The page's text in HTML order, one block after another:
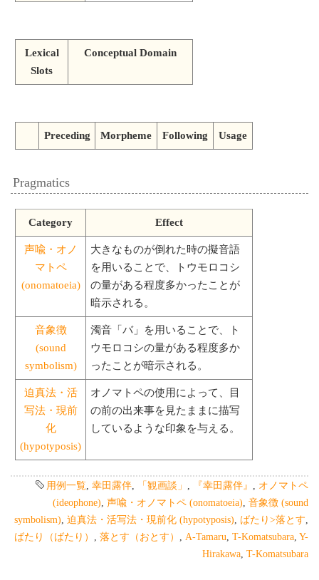
Lexical
Slots
Conceptual Domain
Preceding Morpheme Following Usage
Pragmatics
Category Effect
声喩・オノ
マトペ
(onomatoeia)
大きなものが倒れた時の擬音語
を用いることで、トウモロコシ
の量がある程度多かったことが
暗示される。
音象徴
(sound
symbolism)
濁音「バ」を用いることで、ト
ウモロコシの量がある程度多か
ったことが暗示される。
迫真法・活
写法・現前
化
(hypotyposis)
オノマトペの使用によって、目
の前の出来事を見たままに描写
しているような印象を与える。
用例一覧 幸田露伴 「観画談」 『幸田露伴』
オノマトペ
(ideophone) 声喩・オノマトペ (onomatoeia) 音象徴 (sound
symbolism) 迫真法・活写法・現前化 (hypotyposis) ばたり>落とす
ばたり（ばたり）
落とす（おとす） A-Tamaru T-Komatsubara Y-
Hirakawa T-Komatsubara